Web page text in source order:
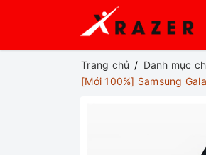
Trang chủ
Danh mục
[Mới 100%] Samsung